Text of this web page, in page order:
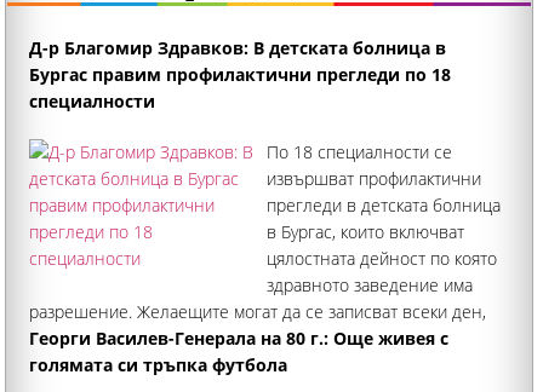
Д-р Благомир Здравков: В детската болница в
Бургас правим профилактични прегледи по 18
специалности
По 18 специалности се
извършват профилактични
прегледи в детската болница
в Бургас, които включват
цялостната дейност по която
здравното заведение има
разрешение. Желаещите могат да се записват всеки ден,
прегледите са анонсирани до края на месеца, а може и да
ги продължим при интерес. Това заяви по БНТ д-р
Георги Василев-Генерала на 80 г.: Още живея с
голямата си тръпка футбола